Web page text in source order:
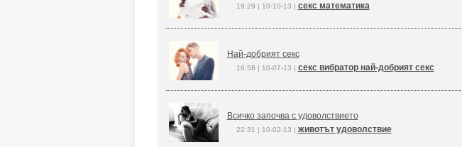
19:29 | 10-10-13 | секс математика
Най-добрият секс
16:58 | 10-07-13 | секс вибратор най-добрият секс
Всичко започва с удоволствието
22:31 | 10-02-13 | животът удоволствие